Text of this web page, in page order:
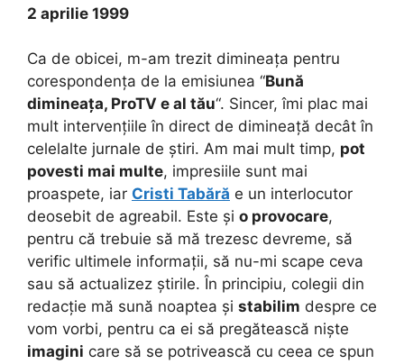
2 aprilie 1999
Ca de obicei, m-am trezit dimineața pentru
corespondența de la emisiunea “Bună
dimineața, ProTV e al tău“. Sincer, îmi plac mai
mult intervențiile în direct de dimineață decât în
celelalte jurnale de știri. Am mai mult timp, pot
povesti mai multe, impresiile sunt mai
proaspete, iar Cristi Tabără e un interlocutor
deosebit de agreabil. Este și o provocare,
pentru că trebuie să mă trezesc devreme, să
verific ultimele informații, să nu-mi scape ceva
sau să actualizez știrile. În principiu, colegii din
redacție mă sună noaptea și stabilim despre ce
vom vorbi, pentru ca ei să pregătească niște
imagini care să se potrivească cu ceea ce spun